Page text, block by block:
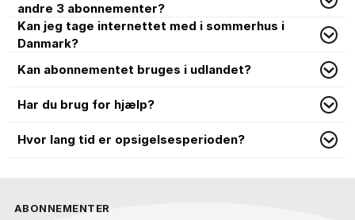
andre 3 abonnementer?
Kan jeg tage internettet med i sommerhus i
Danmark?
Kan abonnementet bruges i udlandet?
Har du brug for hjælp?
Hvor lang tid er opsigelsesperioden?
ABONNEMENTER